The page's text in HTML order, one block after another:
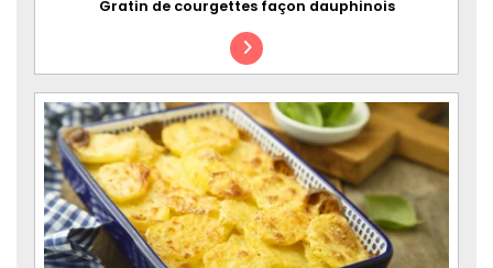
Gratin de courgettes façon dauphinois